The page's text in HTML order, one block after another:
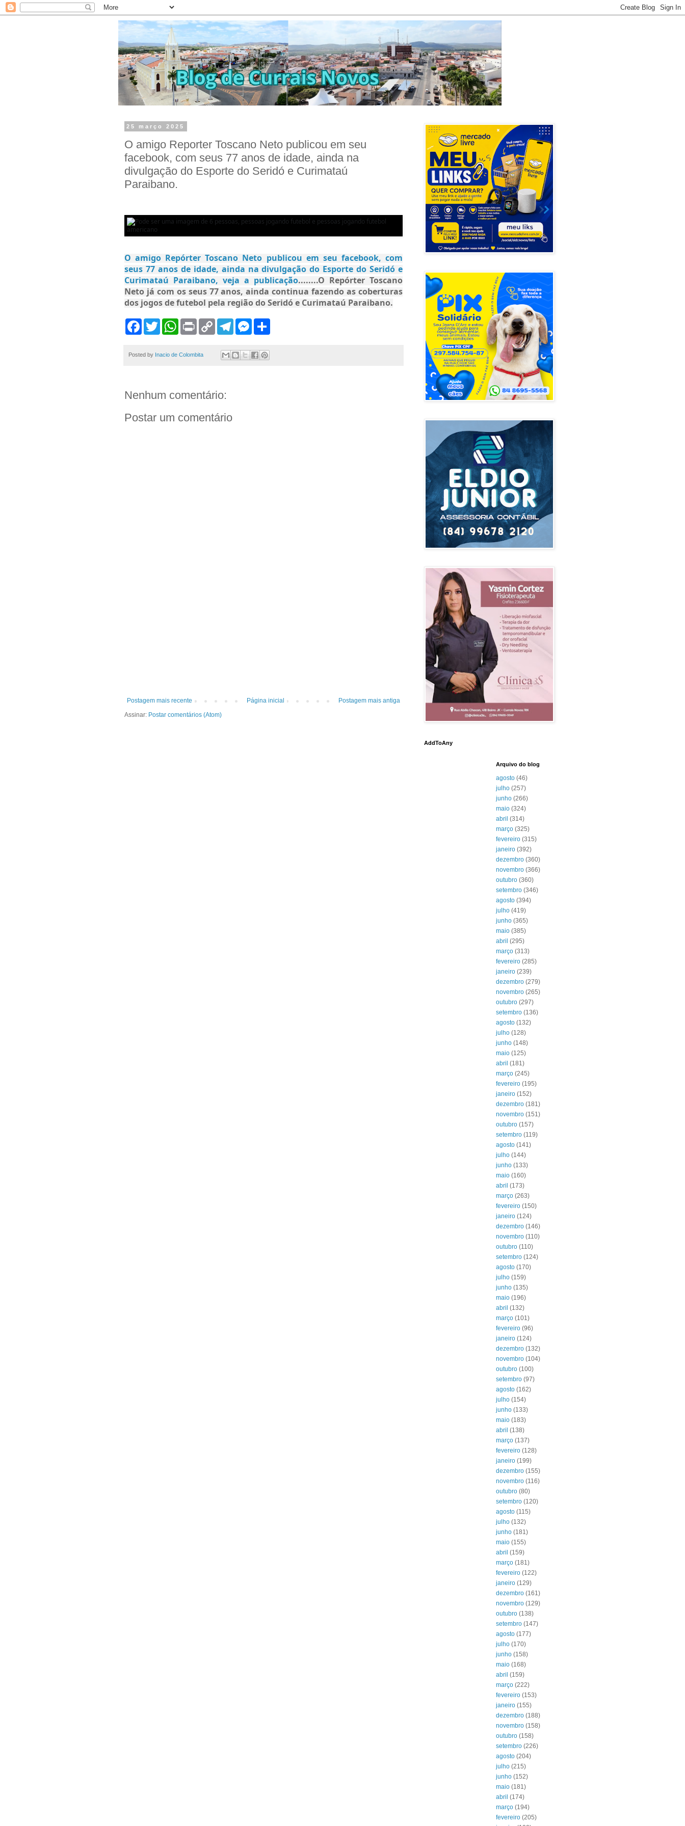
25 março 2025
O amigo Reporter Toscano Neto publicou em seu
facebook, com seus 77 anos de idade, ainda na
divulgação do Esporte do Seridó e Curimataú
Paraibano.
O amigo Repórter Toscano Neto publicou em seu facebook, com
seus 77 anos de idade, ainda na divulgação do Esporte do Seridó e
Curimataú Paraibano, veja a publicação........O Repórter Toscano
Neto já com os seus 77 anos, ainda continua fazendo as coberturas
dos jogos de futebol pela região do Seridó e Curimataú Paraibano.
b
w
t
W
s
t
g
e
Posted by Inacio de Colombita
Nenhum comentário:
Postar um comentário
Postagem mais recente Postagem mais antiga
Página inicial
Assinar: Postar comentários (Atom)
AddToAny
Arquivo do blog
agosto (46)
julho (257)
junho (266)
maio (324)
abril (314)
março (325)
fevereiro (315)
janeiro (392)
dezembro (360)
novembro (366)
outubro (360)
setembro (346)
agosto (394)
julho (419)
junho (365)
maio (385)
abril (295)
março (313)
fevereiro (285)
janeiro (239)
dezembro (279)
novembro (265)
outubro (297)
setembro (136)
agosto (132)
julho (128)
junho (148)
maio (125)
abril (181)
março (245)
fevereiro (195)
janeiro (152)
dezembro (181)
novembro (151)
outubro (157)
setembro (119)
agosto (141)
julho (144)
junho (133)
maio (160)
abril (173)
março (263)
fevereiro (150)
janeiro (124)
dezembro (146)
novembro (110)
outubro (110)
setembro (124)
agosto (170)
julho (159)
junho (135)
maio (196)
abril (132)
março (101)
fevereiro (96)
janeiro (124)
dezembro (132)
novembro (104)
outubro (100)
setembro (97)
agosto (162)
julho (154)
junho (133)
maio (183)
abril (138)
março (137)
fevereiro (128)
janeiro (199)
dezembro (155)
novembro (116)
outubro (80)
setembro (120)
agosto (115)
julho (132)
junho (181)
maio (155)
abril (159)
março (181)
fevereiro (122)
janeiro (129)
dezembro (161)
novembro (129)
outubro (138)
setembro (147)
agosto (177)
julho (170)
junho (158)
maio (168)
abril (159)
março (222)
fevereiro (153)
janeiro (155)
dezembro (188)
novembro (158)
outubro (158)
setembro (226)
agosto (204)
julho (215)
junho (152)
maio (181)
abril (174)
março (194)
fevereiro (205)